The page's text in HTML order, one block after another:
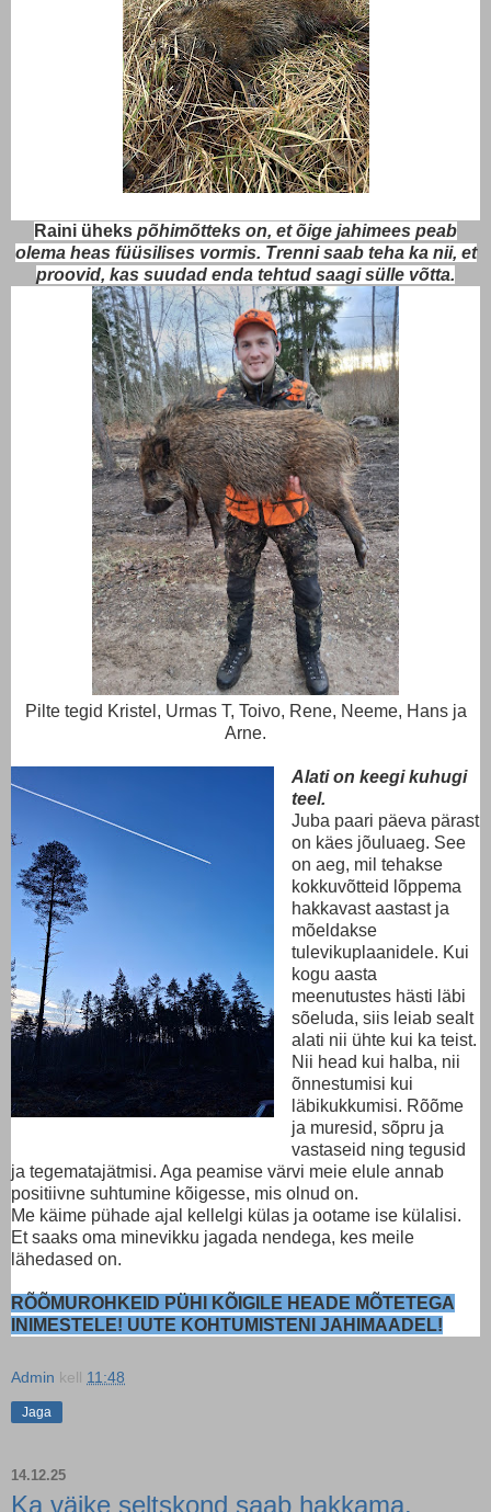
Raini üheks põhimõtteks on, et õige jahimees peab
olema heas füüsilises vormis. Trenni saab teha ka nii, et
proovid, kas suudad enda tehtud saagi sülle võtta.
Pilte tegid Kristel, Urmas T, Toivo, Rene, Neeme, Hans ja
Arne.
Alati on keegi kuhugi
teel.
Juba paari päeva pärast
on käes jõuluaeg. See
on aeg, mil tehakse
kokkuvõtteid lõppema
hakkavast aastast ja
mõeldakse
tulevikuplaanidele. Kui
kogu aasta
meenutustes hästi läbi
sõeluda, siis leiab sealt
alati nii ühte kui ka teist.
Nii head kui halba, nii
õnnestumisi kui
läbikukkumisi. Rõõme
ja muresid, sõpru ja
vastaseid ning tegusid
ja tegematajätmisi. Aga peamise värvi meie elule annab
positiivne suhtumine kõigesse, mis olnud on.
Me käime pühade ajal kellelgi külas ja ootame ise külalisi.
Et saaks oma minevikku jagada nendega, kes meile
lähedased on.
RÕÕMUROHKEID PÜHI KÕIGILE HEADE MÕTETEGA
INIMESTELE! UUTE KOHTUMISTENI JAHIMAADEL!
Admin kell 11:48
Jaga
14.12.25
Ka väike seltskond saab hakkama.